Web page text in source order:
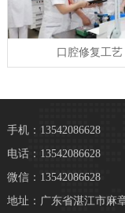
口腔修复工艺
手机：13542086628
电话：13542086628
微信：13542086628
地址：广东省湛江市麻